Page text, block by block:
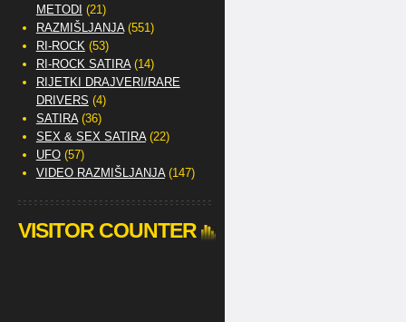
METODI (21)
RAZMIŠLJANJA(551)
RI-ROCK(53)
RI-ROCK SATIRA(14)
RIJETKI DRAJVERI/RARE
DRIVERS (4)
SATIRA(36)
SEX & SEX SATIRA(22)
UFO(57)
VIDEO RAZMIŠLJANJA(147)
VISITOR COUNTER